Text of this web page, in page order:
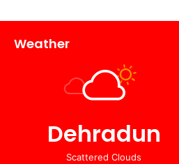
Weather
Dehradun
Scattered Clouds